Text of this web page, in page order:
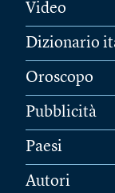
Video
Dizionario
Oroscopo
Pubblicità
Paesi
Autori